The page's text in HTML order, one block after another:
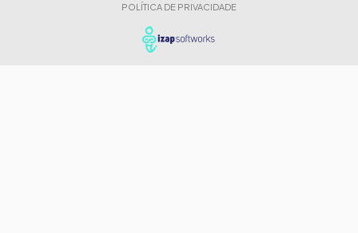
POLÍTICA DE PRIVACIDADE